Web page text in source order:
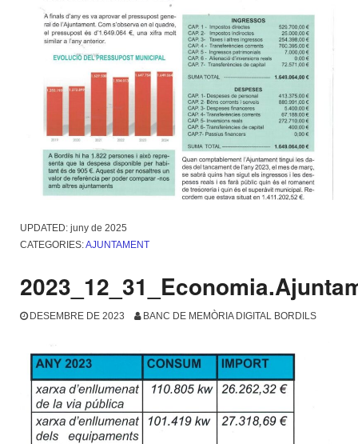
UPDATED: juny de 2025
CATEGORIES:AJUNTAMENT
DESEMBRE DE 2023 BANC DE MEMÒRIA DIGITAL BORDILS